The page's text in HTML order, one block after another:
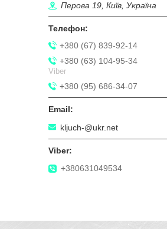
Перова 19, Київ, Україна
+380 (67) 839-92-14
+380 (63) 104-95-34
Viber
+380 (95) 686-34-07
kljuch-@ukr.net
+380631049534